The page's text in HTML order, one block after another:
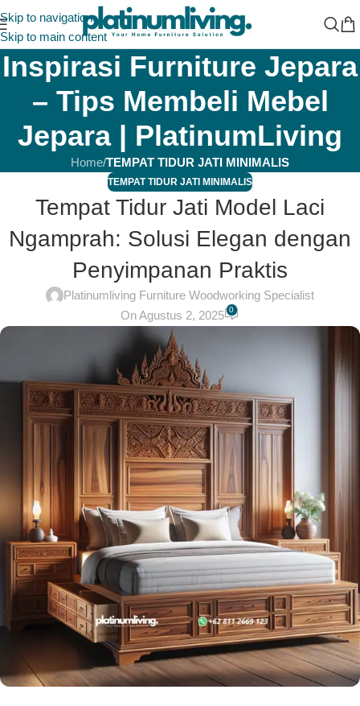
Skip to navigation
Skip to main content
Inspirasi Furniture Jepara
– Tips Membeli Mebel
Jepara | PlatinumLiving
Home/TEMPAT TIDUR JATI MINIMALIS
TEMPAT TIDUR JATI MINIMALIS
Tempat Tidur Jati Model Laci
Ngamprah: Solusi Elegan dengan
Penyimpanan Praktis
Platinumliving Furniture Woodworking Specialist
On Agustus 2, 2025
0